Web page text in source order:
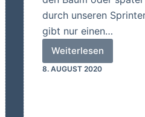
durch unseren
gibt nur einen…
Weiterlesen
Es
ist
8. AUGUST 2020